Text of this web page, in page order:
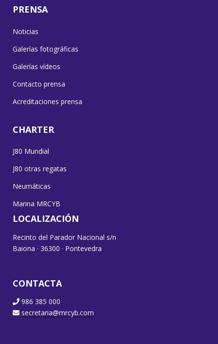
PRENSA
Noticias
Galerías fotográficas
Galerías vídeos
Contacto prensa
Acreditaciones prensa
CHARTER
J80 Mundial
J80 otras regatas
Neumáticas
Marina MRCYB
LOCALIZACIÓN
Recinto del Parador Nacional s/n
Baiona · 36300 · Pontevedra
CONTACTA
986 385 000
secretaria@mrcyb.com